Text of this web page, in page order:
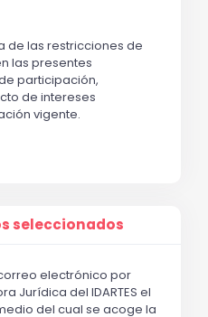
de las restricciones de
las presentes
participación,
de intereses
vigente.
seleccionados
electrónico por
Jurídica del IDARTES el
del cual se acoge la